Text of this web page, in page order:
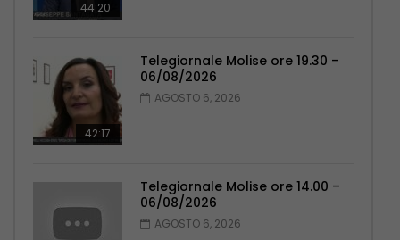
44:20
42:17
Telegiornale Molise ore 19.30 –
06/08/2026
AGOSTO 6, 2026
Telegiornale Molise ore 14.00 –
06/08/2026
AGOSTO 6, 2026